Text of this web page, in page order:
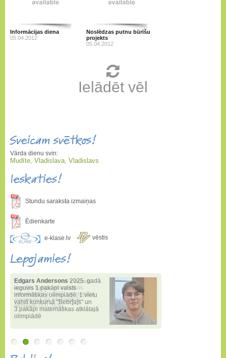
Informācijas diena
05.04.2012
Noslēdzas putnu būrīšu
projekts
05.04.2012
Ielādēt vēl
Sveicam svētkos!
Vārda dienu svin:
Mudīte, Vladislava, Vladislavs
Ieskaties!
Stundu saraksta izmaiņas
Ēdienkarte
e-klase.lv vēstis
Lepojamies!
Edgars Andersons 2025. gadā
ieguvis 1.pakāpi valsts
informātikas olimpiādē,1.vietu
valstī konkursā "Bebr[a]s" un
3.pakāpi matemātikas atklātajā
olimpiādē